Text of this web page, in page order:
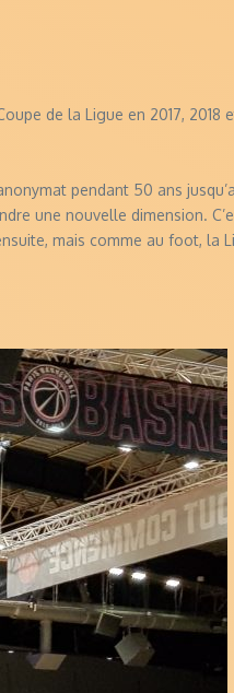
de la Ligue en 2017, 2018
pendant 50 ans
une nouvelle dimension.
mais comme au foot, la